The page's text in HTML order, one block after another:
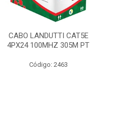
CABO LANDUTTI CAT5E
4PX24 100MHZ 305M PT
Código: 2463